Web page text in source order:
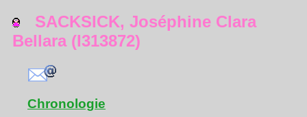
SACKSICK, Joséphine Clara
Bellara (I313872)
Chronologie